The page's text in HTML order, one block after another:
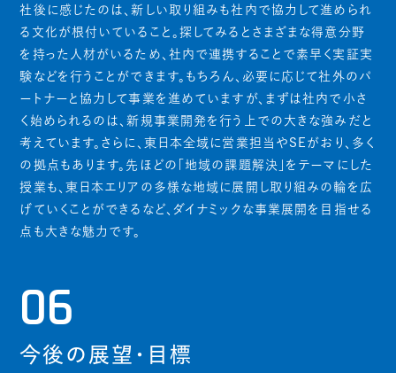
社後に感じたのは、新しい取り組みも社内で協力して進められ
る文化が根付いていること。探してみるとさまざまな得意分野
を持った人材がいるため、社内で連携することで素早く実証実
験などを行うことができます。もちろん、必要に応じて社外のパ
ートナーと協力して事業を進めていますが、まずは社内で小さ
く始められるのは、新規事業開発を行う上での大きな強みだと
考えています。さらに、東日本全域に営業担当やSEがおり、多く
の拠点もあります。先ほどの「地域の課題解決」をテーマにした
授業も、東日本エリアの多様な地域に展開し取り組みの輪を広
げていくことができるなど、ダイナミックな事業展開を目指せる
点も大きな魅力です。
06
今後の展望・目標